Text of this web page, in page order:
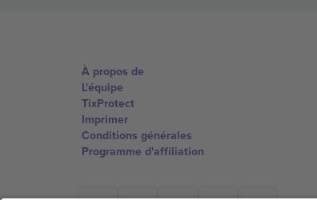
À propos de
L'équipe
TixProtect
Imprimer
Conditions générales
Programme d'affiliation